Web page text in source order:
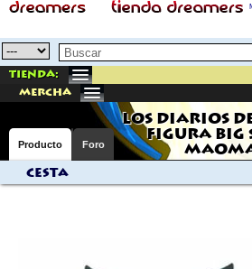
Tienda:
mercha
LOS DIARIOS
FIGURA BIG
Producto Foro
Cesta